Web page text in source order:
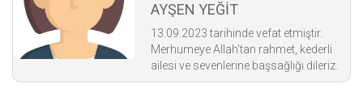
AYŞEN YEĞİT
13.09.2023 tarihinde vefat etmiştir.
Merhumeye Allah'tan rahmet, kederli
ailesi ve sevenlerine başsağlığı dileriz.